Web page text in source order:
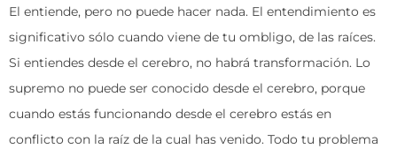
El entiende, pero no puede hacer nada. El entendimiento es
significativo sólo cuando viene de tu ombligo, de las raíces.
Si entiendes desde el cerebro, no habrá transformación. Lo
supremo no puede ser conocido desde el cerebro, porque
cuando estás funcionando desde el cerebro estás en
conflicto con la raíz de la cual has venido. Todo tu problema